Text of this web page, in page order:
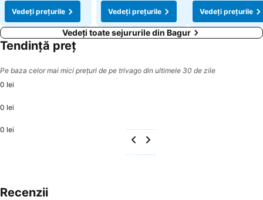
Vedeți prețurile
Vedeți prețurile Vedeți prețurile
Vedeți toate sejururile din Bagur
Tendință preț
Pe baza celor mai mici prețuri de pe trivago din ultimele 30 de zile
0 lei
0 lei
0 lei
Recenzii